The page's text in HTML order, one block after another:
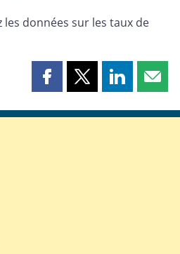
les données sur les taux de
Partager
page
Partager
page
Partager
page page